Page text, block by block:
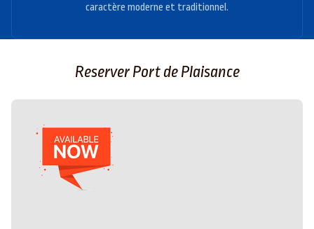
caractère moderne et traditionnel.
Reserver Port de Plaisance